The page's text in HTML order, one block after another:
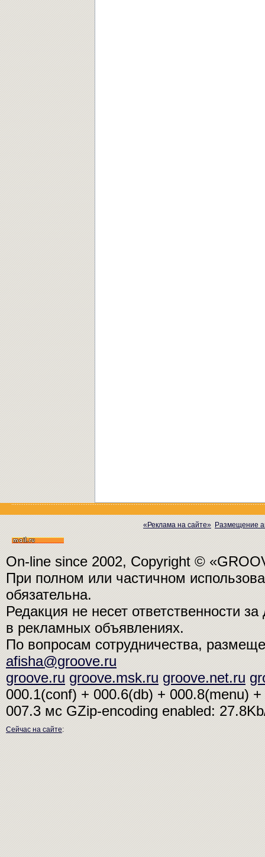
«Реклама на сайте» Размещение
On-line since 2002, Copyright ©
При полном или частичном
обязательна.
Редакция не несет ответственности
в рекламных объявлениях.
По вопросам сотрудничества,
afisha@groove.ru
groove.ru groove.msk.ru groove.net.ru
000.1(conf) + 000.6(db) + 000.8(menu)
007.3 мсGZip-encoding enabled:
Сейчас на сайте: